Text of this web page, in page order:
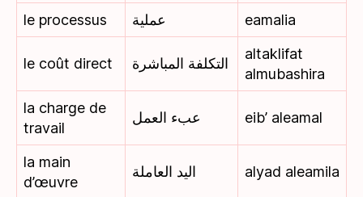
le processus
عملية eamalia
le coût direct التكلفة المباشرة
altaklifat
almubashira
la charge de
travail
عبء العمل eib’ aleamal
la main
d’œuvre
اليد العاملة alyad aleamila